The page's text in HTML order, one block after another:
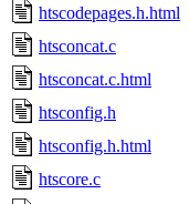
htscodepages.h.html
htsconcat.c
htsconcat.c.html
htsconfig.h
htsconfig.h.html
htscore.c